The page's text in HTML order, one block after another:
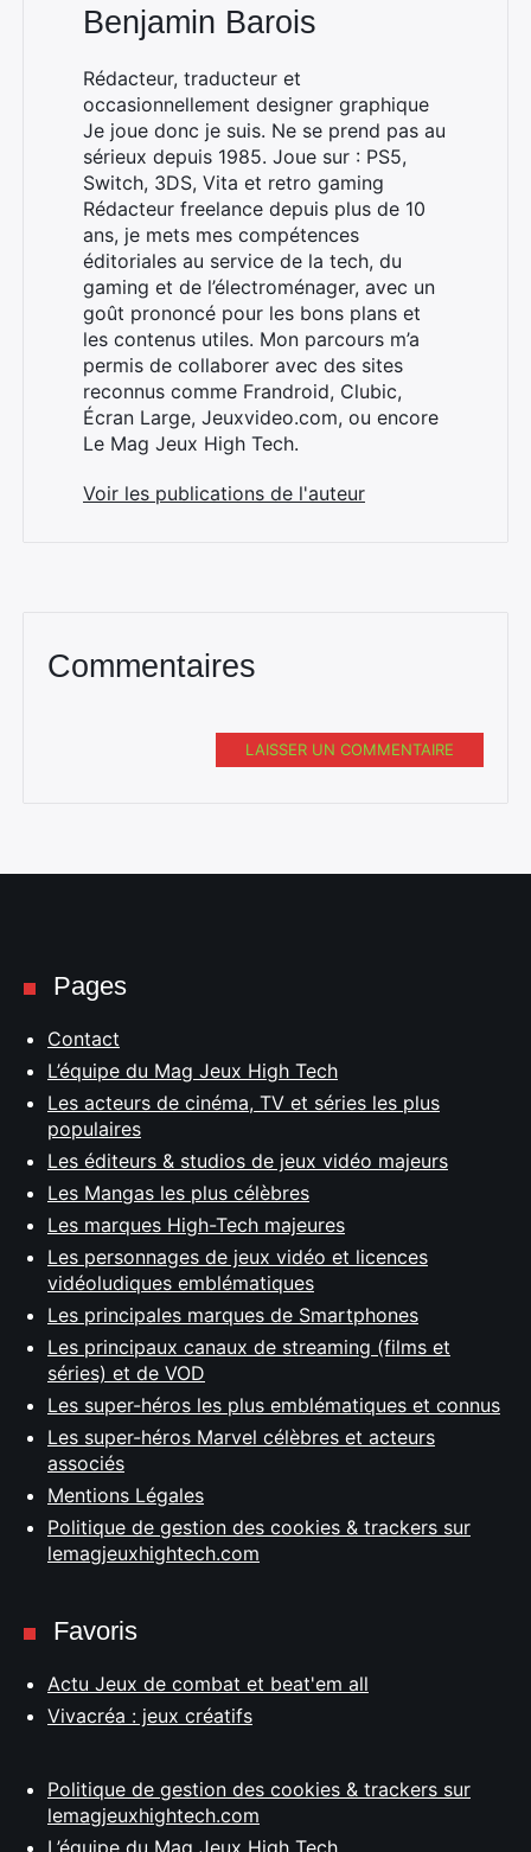
Benjamin Barois
Rédacteur, traducteur et
occasionnellement designer graphique
Je joue donc je suis. Ne se prend pas au
sérieux depuis 1985. Joue sur : PS5,
Switch, 3DS, Vita et retro gaming
Rédacteur freelance depuis plus de 10
ans, je mets mes compétences
éditoriales au service de la tech, du
gaming et de l’électroménager, avec un
goût prononcé pour les bons plans et
les contenus utiles. Mon parcours m’a
permis de collaborer avec des sites
reconnus comme Frandroid, Clubic,
Écran Large, Jeuxvideo.com, ou encore
Le Mag Jeux High Tech.
Voir les publications de l'auteur
Commentaires
LAISSER UN COMMENTAIRE
Pages
Contact
L’équipe du Mag Jeux High Tech
Les acteurs de cinéma, TV et séries les plus
populaires
Les éditeurs & studios de jeux vidéo majeurs
Les Mangas les plus célèbres
Les marques High-Tech majeures
Les personnages de jeux vidéo et licences
vidéoludiques emblématiques
Les principales marques de Smartphones
Les principaux canaux de streaming (films et
séries) et de VOD
Les super-héros les plus emblématiques et connus
Les super-héros Marvel célèbres et acteurs
associés
Mentions Légales
Politique de gestion des cookies & trackers sur
lemagjeuxhightech.com
Favoris
Actu Jeux de combat et beat'em all
Vivacréa : jeux créatifs
Politique de gestion des cookies & trackers sur
lemagjeuxhightech.com
L’équipe du Mag Jeux High Tech
Rechercher